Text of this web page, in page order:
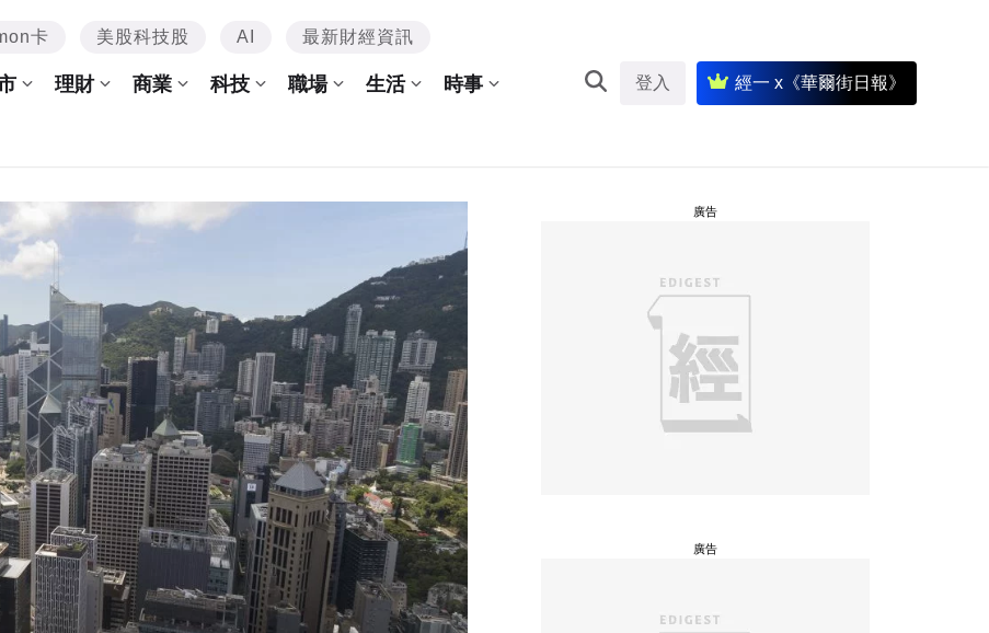
卡 美股科技股 AI 最新財經資訊
理財 商業 科技 職場 生活 時事 登入 經一 x《華爾街日報》
廣告
廣告